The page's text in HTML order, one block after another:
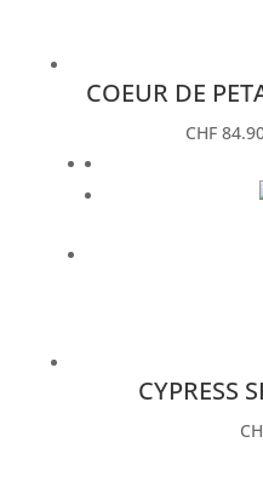
COEUR DE
CHF
CYPRESS